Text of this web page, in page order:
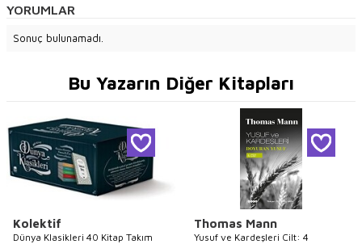
YORUMLAR
Sonuç bulunamadı.
Bu Yazarın Diğer Kitapları
Kolektif
Dünya Klasikleri 40 Kitap Takım
Thomas Mann
Yusuf ve Kardeşleri Cilt: 4